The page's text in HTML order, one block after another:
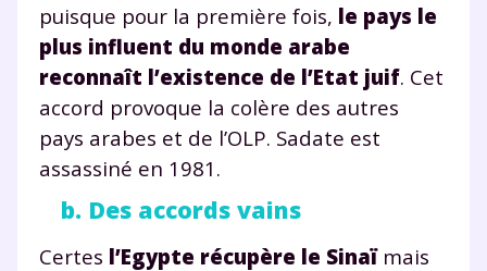
puisque pour la première fois, le pays le
plus influent du monde arabe
reconnaît l’existence de l’Etat juif. Cet
accord provoque la colère des autres
pays arabes et de l’OLP. Sadate est
assassiné en 1981.
b. Des accords vains
Certes l’Egypte récupère le Sinaïmais